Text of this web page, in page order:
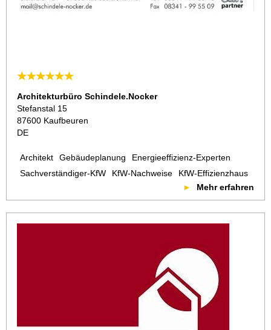
Architekturbüro Schindele.Nocker
Stefanstal 15
87600 Kaufbeuren
DE
Architekt Gebäudeplanung
Energieeffizienz-Experten
Sachverständiger-KfW
KfW-Nachweise
KfW-Effizienzhaus
Mehr erfahren